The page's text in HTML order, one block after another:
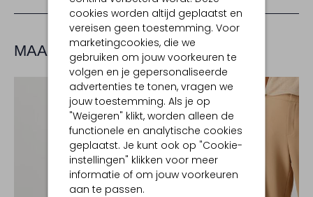
cookies worden altijd geplaatst en
vereisen geen toestemming. Voor
marketingcookies, die we
gebruiken om jouw voorkeuren te
volgen en je gepersonaliseerde
advertenties te tonen, vragen we
jouw toestemming. Als je op
"Weigeren" klikt, worden alleen de
functionele en analytische cookies
geplaatst. Je kunt ook op "Cookie-
instellingen" klikken voor meer
informatie of om jouw voorkeuren
aan te passen.
MAAK JE LOOK COMPLEET